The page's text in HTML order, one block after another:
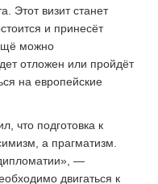
Этот визит станет
и принесёт
можно
отложен или пройдёт
на европейские
что подготовка к
а прагматизм.
—
двигаться к